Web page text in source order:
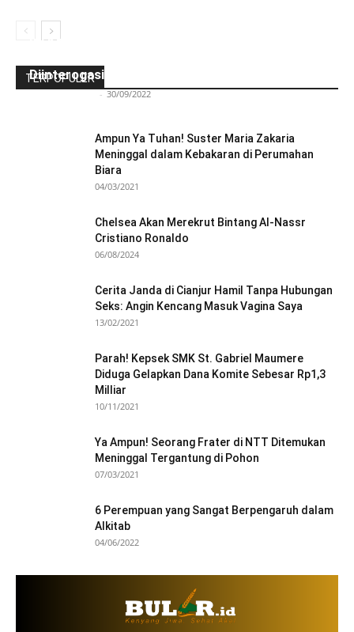
TERPOPULER
Ini Kronologinya! Diduga Teriaki Kata Sambo,
Diinterogasi Aparat Polres Sikka
- 30/09/2022
Ampun Ya Tuhan! Suster Maria Zakaria
Meninggal dalam Kebakaran di Perumahan
Biara
04/03/2021
Chelsea Akan Merekrut Bintang Al-Nassr
Cristiano Ronaldo
06/08/2024
Cerita Janda di Cianjur Hamil Tanpa Hubungan
Seks: Angin Kencang Masuk Vagina Saya
13/02/2021
Parah! Kepsek SMK St. Gabriel Maumere
Diduga Gelapkan Dana Komite Sebesar Rp1,3
Milliar
10/11/2021
Ya Ampun! Seorang Frater di NTT Ditemukan
Meninggal Tergantung di Pohon
07/03/2021
6 Perempuan yang Sangat Berpengaruh dalam
Alkitab
04/06/2022